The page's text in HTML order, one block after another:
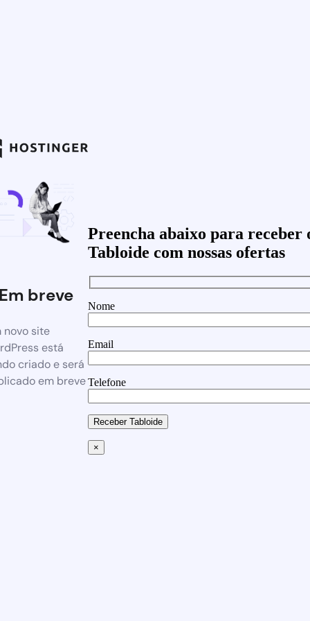
breve
novo site
está
criado e será
em breve
Preencha abaixo para receber
Tabloide com nossas ofertas
Nome
Email
Telefone
Receber Tabloide
×